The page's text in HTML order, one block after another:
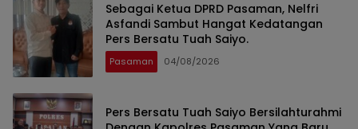
Sebagai Ketua DPRD Pasaman, Nelfri
Asfandi Sambut Hangat Kedatangan
Pers Bersatu Tuah Saiyo.
Pasaman 04/08/2026
Pers Bersatu Tuah Saiyo Bersilahturahmi